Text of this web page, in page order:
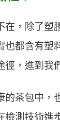
在，除了塑
也都含有塑
徑，進到我
的茶包中，
檢測技術進